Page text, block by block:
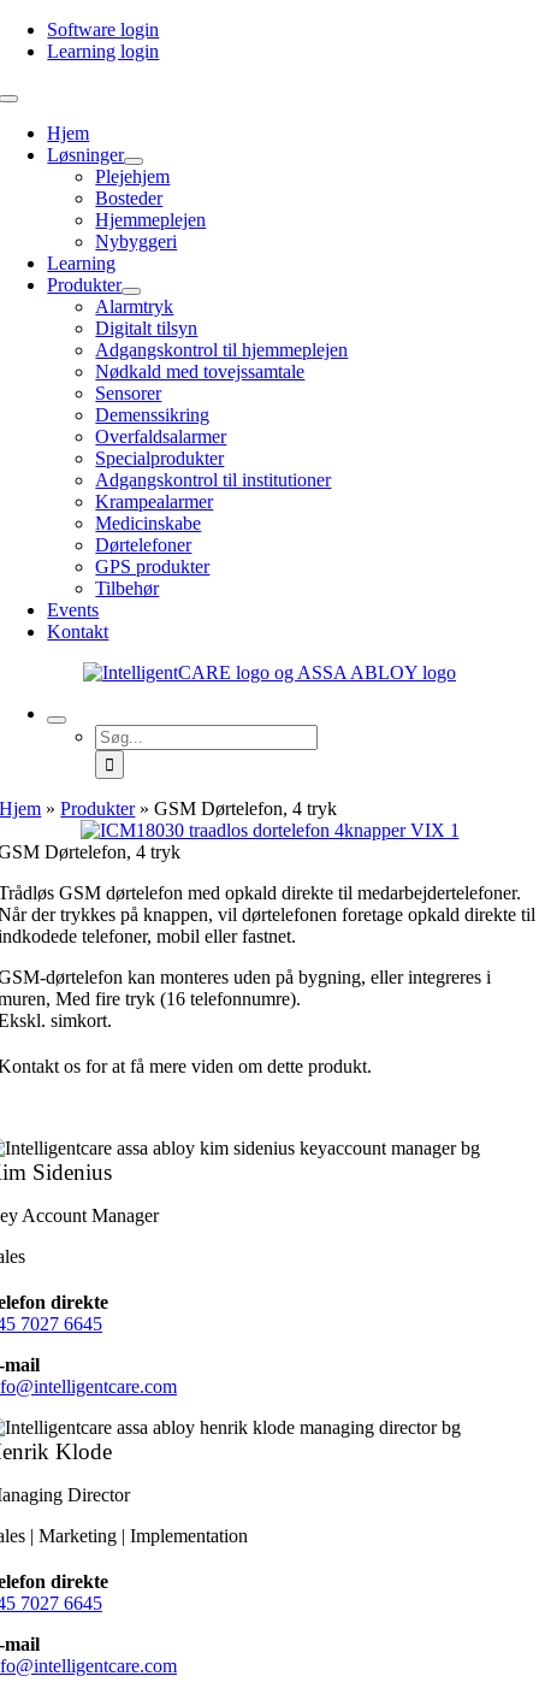
Skip
Software login
Learning login
Toggle
Navigation
Hjem
Løsninger
Plejehjem
Bosteder
Hjemmeplejen
Nybyggeri
Learning
Produkter
Alarmtryk
Digitalt tilsyn
Adgangskontrol til hjemmeplejen
Nødkald med tovejssamtale
Sensorer
Demenssikring
Overfaldsalarmer
Specialprodukter
Adgangskontrol til institutioner
Krampealarmer
Medicinskabe
Dørtelefoner
GPS produkter
Tilbehør
Events
Kontakt
Søg
efter:
Hjem »Produkter»GSM Dørtelefon, 4 tryk
Dørtelefon, 4 tryk
GSM dørtelefon med opkald direkte til medarbejdertelefoner.
der trykkes på knappen, vil dørtelefonen foretage opkald direkte til
telefoner, mobil eller fastnet.
dørtelefon kan monteres uden på bygning, eller integreres i
Med fire tryk (16 telefonnumre).
simkort.
os for at få mere viden om dette produkt.
Sidenius
Account Manager
direkte
7027 6645
mail
Klode
Director
| Marketing | Implementation
direkte
7027 6645
mail